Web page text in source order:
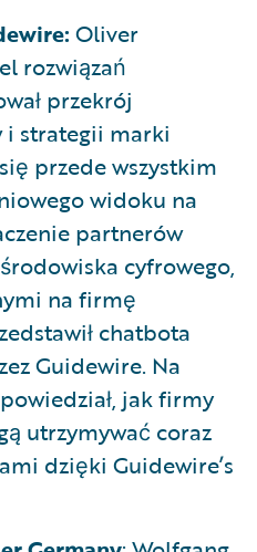
Oliver
rozwiązań
przekrój
strategii marki
przede wszystkim
widoku na
partnerów
cyfrowego,
na firmę
chatbota
Guidewire. Na
jak firmy
utrzymywać coraz
dzięki Guidewire’s